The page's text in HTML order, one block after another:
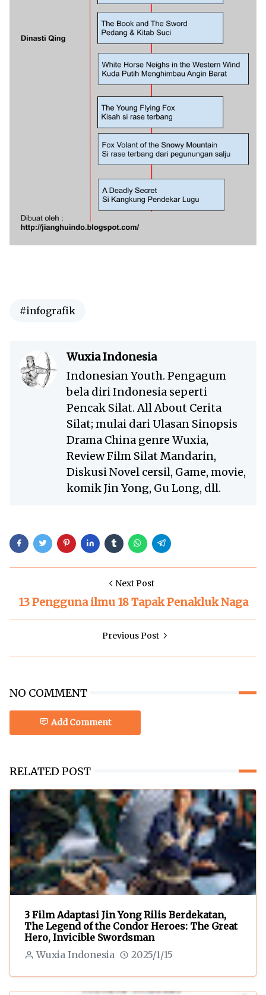
#infografik
Wuxia Indonesia
Indonesian Youth. Pengagum
bela diri Indonesia seperti
Pencak Silat. All About Cerita
Silat; mulai dari Ulasan Sinopsis
Drama China genre Wuxia,
Review Film Silat Mandarin,
Diskusi Novel cersil, Game, movie,
komik Jin Yong, Gu Long, dll.
Next Post
13 Pengguna ilmu 18 Tapak Penakluk Naga
Previous Post
NO COMMENT
Add Comment
RELATED POST
3 Film Adaptasi Jin Yong Rilis Berdekatan,
The Legend of the Condor Heroes: The Great
Hero, Invicible Swordsman
Wuxia Indonesia 2025/1/15